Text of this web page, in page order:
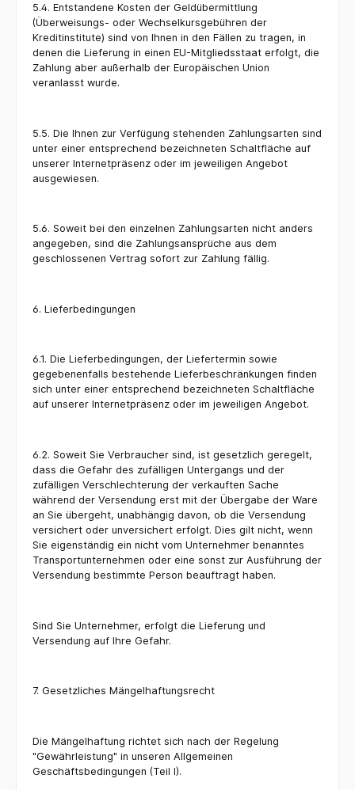
5.4. Entstandene Kosten der Geldübermittlung
(Überweisungs- oder Wechselkursgebühren der
Kreditinstitute) sind von Ihnen in den Fällen zu tragen, in
denen die Lieferung in einen EU-Mitgliedsstaat erfolgt, die
Zahlung aber außerhalb der Europäischen Union
veranlasst wurde.
5.5. Die Ihnen zur Verfügung stehenden Zahlungsarten sind
unter einer entsprechend bezeichneten Schaltfläche auf
unserer Internetpräsenz oder im jeweiligen Angebot
ausgewiesen.
5.6. Soweit bei den einzelnen Zahlungsarten nicht anders
angegeben, sind die Zahlungsansprüche aus dem
geschlossenen Vertrag sofort zur Zahlung fällig.
6. Lieferbedingungen
6.1. Die Lieferbedingungen, der Liefertermin sowie
gegebenenfalls bestehende Lieferbeschränkungen finden
sich unter einer entsprechend bezeichneten Schaltfläche
auf unserer Internetpräsenz oder im jeweiligen Angebot.
6.2. Soweit Sie Verbraucher sind, ist gesetzlich geregelt,
dass die Gefahr des zufälligen Untergangs und der
zufälligen Verschlechterung der verkauften Sache
während der Versendung erst mit der Übergabe der Ware
an Sie übergeht, unabhängig davon, ob die Versendung
versichert oder unversichert erfolgt. Dies gilt nicht, wenn
Sie eigenständig ein nicht vom Unternehmer benanntes
Transportunternehmen oder eine sonst zur Ausführung der
Versendung bestimmte Person beauftragt haben.
Sind Sie Unternehmer, erfolgt die Lieferung und
Versendung auf Ihre Gefahr.
7. Gesetzliches Mängelhaftungsrecht
Die Mängelhaftung richtet sich nach der Regelung
"Gewährleistung" in unseren Allgemeinen
Geschäftsbedingungen (Teil I).